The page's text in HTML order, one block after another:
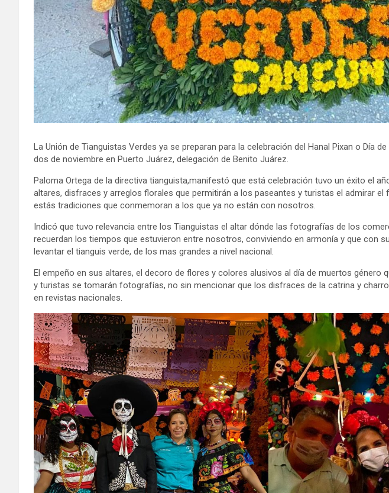
La Unión de Tianguistas Verdes ya se preparan para la celebración del Hanal Pixan o Día
dos de noviembre en Puerto Juárez, delegación de Benito Juárez.
Paloma Ortega de la directiva tianguista,manifestó que está celebración tuvo un éxito el
altares, disfraces y arreglos florales que permitirán a los paseantes y turistas el admirar el
estás tradiciones que conmemoran a los que ya no están con nosotros.
Indicó que tuvo relevancia entre los Tianguistas el altar dónde las fotografías de los
recuerdan los tiempos que estuvieron entre nosotros, conviviendo en armonía y que con
levantar el tianguis verde, de los mas grandes a nivel nacional.
El empeño en sus altares, el decoro de flores y colores alusivos al día de muertos género
y turistas se tomarán fotografías, no sin mencionar que los disfraces de la catrina y
en revistas nacionales.